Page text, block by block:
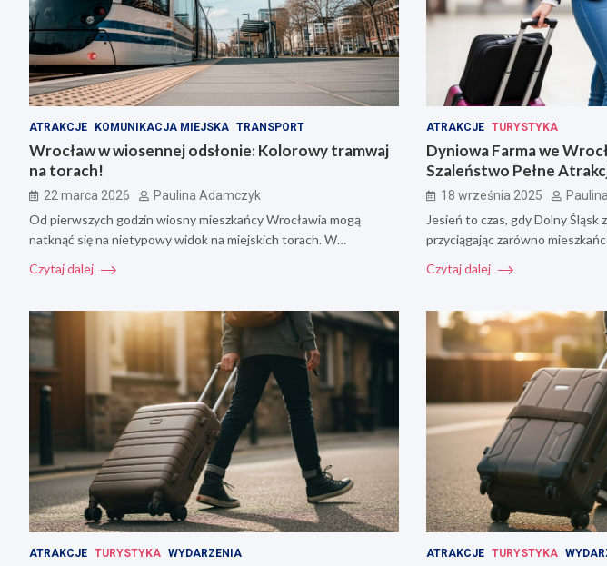
ATRAKCJE KOMUNIKACJA MIEJSKA TRANSPORT
Wrocław w wiosennej odsłonie: Kolorowy tramwaj
na torach!
22 marca 2026 Paulina Adamczyk
Od pierwszych godzin wiosny mieszkańcy Wrocławia mogą
natknąć się na nietypowy widok na miejskich torach. W…
Czytaj dalej
ATRAKCJE TURYSTYKA
Dyniowa Farma we
Szaleństwo Pełne
18 września 2025
Jesień to czas, gdy Dolny Śląsk
przyciągając zarówno
Czytaj dalej
ATRAKCJE TURYSTYKA WYDARZENIA ATRAKCJE TURYSTYKA